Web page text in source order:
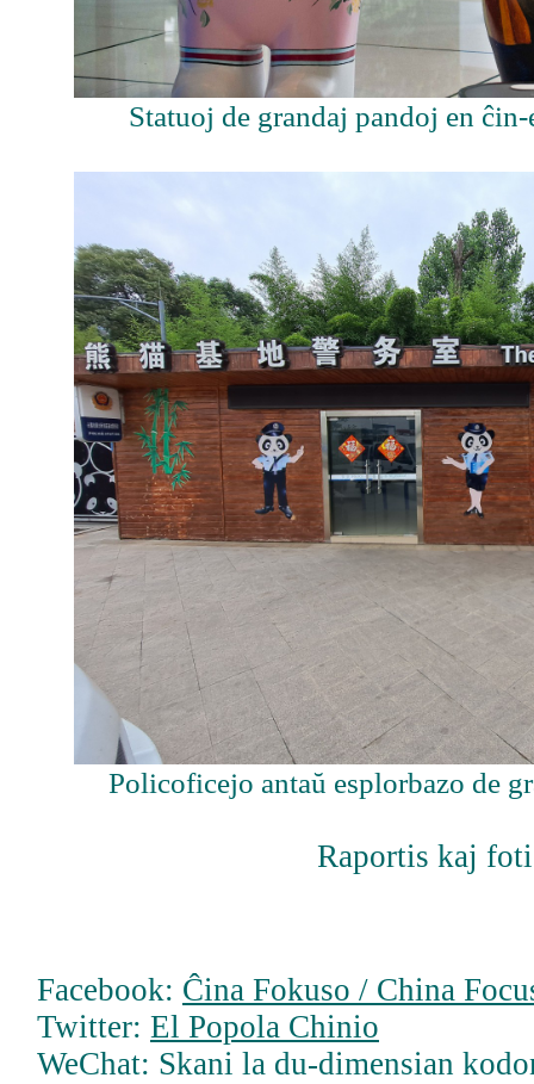
Statuoj de grandaj pandoj en
Policoficejo antaŭ esplorbazo de
Raportis kaj
Facebook: Ĉina Fokuso / China
Twitter: El Popola Chinio
WeChat: Skani la du-dimensian